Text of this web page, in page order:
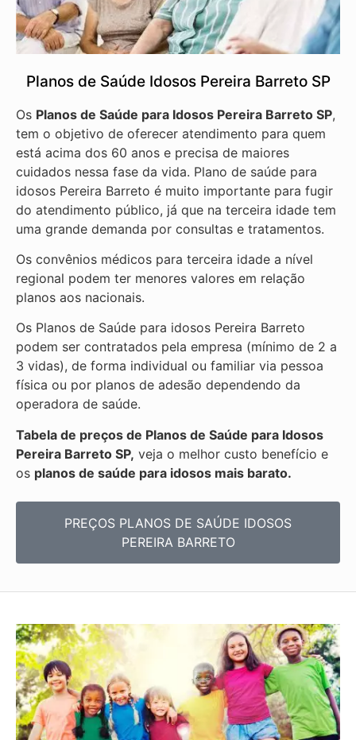
Planos de Saúde Idosos Pereira Barreto SP
Os Planos de Saúde para Idosos Pereira Barreto SP,
tem o objetivo de oferecer atendimento para quem
está acima dos 60 anos e precisa de maiores
cuidados nessa fase da vida. Plano de saúde para
idosos Pereira Barreto é muito importante para fugir
do atendimento público, já que na terceira idade tem
uma grande demanda por consultas e tratamentos.
Os convênios médicos para terceira idade a nível
regional podem ter menores valores em relação
planos aos nacionais.
Os Planos de Saúde para idosos Pereira Barreto
podem ser contratados pela empresa (mínimo de 2 a
3 vidas), de forma individual ou familiar via pessoa
física ou por planos de adesão dependendo da
operadora de saúde.
Tabela de preços de Planos de Saúde para Idosos
Pereira Barreto SP, veja o melhor custo benefício e
os planos de saúde para idosos mais barato.
PREÇOS PLANOS DE SAÚDE IDOSOS
PEREIRA BARRETO